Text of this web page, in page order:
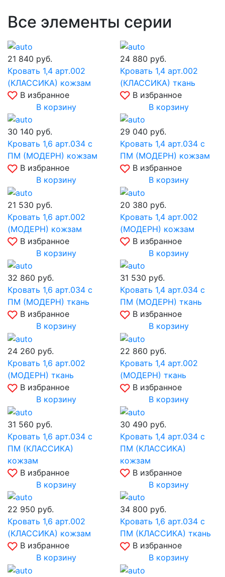
Все элементы серии
21 840 руб.
Кровать 1,4 арт.002
(КЛАССИКА) кожзам
В избранное
В корзину
24 880 руб.
Кровать 1,4 арт.002
(КЛАССИКА) ткань
В избранное
В корзину
30 140 руб.
Кровать 1,6 арт.034 с
ПМ (МОДЕРН) кожзам
В избранное
В корзину
29 040 руб.
Кровать 1,4 арт.034 с
ПМ (МОДЕРН) кожзам
В избранное
В корзину
21 530 руб.
Кровать 1,6 арт.002
(МОДЕРН) кожзам
В избранное
В корзину
20 380 руб.
Кровать 1,4 арт.002
(МОДЕРН) кожзам
В избранное
В корзину
32 860 руб.
Кровать 1,6 арт.034 с
ПМ (МОДЕРН) ткань
В избранное
В корзину
31 530 руб.
Кровать 1,4 арт.034 с
ПМ (МОДЕРН) ткань
В избранное
В корзину
24 260 руб.
Кровать 1,6 арт.002
(МОДЕРН) ткань
В избранное
В корзину
22 860 руб.
Кровать 1,4 арт.002
(МОДЕРН) ткань
В избранное
В корзину
31 560 руб.
Кровать 1,6 арт.034 с
ПМ (КЛАССИКА)
кожзам
В избранное
В корзину
30 490 руб.
Кровать 1,4 арт.034 с
ПМ (КЛАССИКА)
кожзам
В избранное
В корзину
22 950 руб.
Кровать 1,6 арт.002
(КЛАССИКА) кожзам
В избранное
В корзину
34 800 руб.
Кровать 1,6 арт.034 с
ПМ (КЛАССИКА) ткань
В избранное
В корзину